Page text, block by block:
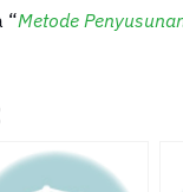
“Metode